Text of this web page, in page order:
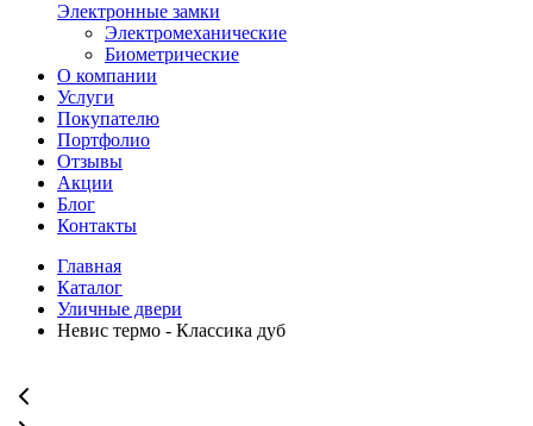
Электронные замки
Электромеханические
Биометрические
О компании
Услуги
Покупателю
Портфолио
Отзывы
Акции
Блог
Контакты
Главная
Каталог
Уличные двери
Невис термо - Классика дуб